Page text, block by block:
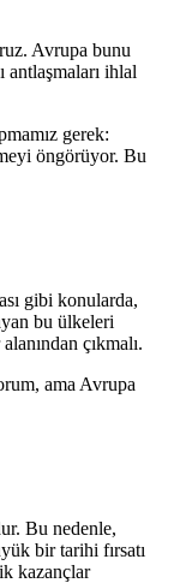
Avrupa bunu
antlaşmaları ihlal
gerek:
öngörüyor. Bu
gibi konularda,
bu ülkeleri
çıkmalı.
ama Avrupa
Bu nedenle,
bir tarihi fırsatı
kazançlar